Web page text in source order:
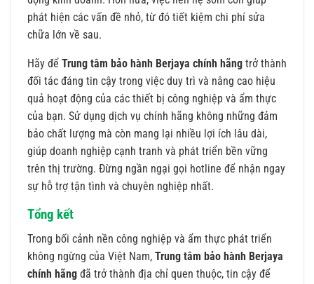
phát hiện các vấn đề nhỏ, từ đó tiết kiệm chi phí sửa
chữa lớn về sau.
Hãy để Trung tâm bảo hành Berjaya chính hãng trở thành
đối tác đáng tin cậy trong việc duy trì và nâng cao hiệu
quả hoạt động của các thiết bị công nghiệp và ẩm thực
của bạn. Sử dụng dịch vụ chính hãng không những đảm
bảo chất lượng mà còn mang lại nhiều lợi ích lâu dài,
giúp doanh nghiệp cạnh tranh và phát triển bền vững
trên thị trường. Đừng ngần ngại gọi hotline để nhận ngay
sự hỗ trợ tận tình và chuyên nghiệp nhất.
Tổng kết
Trong bối cảnh nền công nghiệp và ẩm thực phát triển
không ngừng của Việt Nam, Trung tâm bảo hành Berjaya
chính hãng đã trở thành địa chỉ quen thuộc, tin cậy để